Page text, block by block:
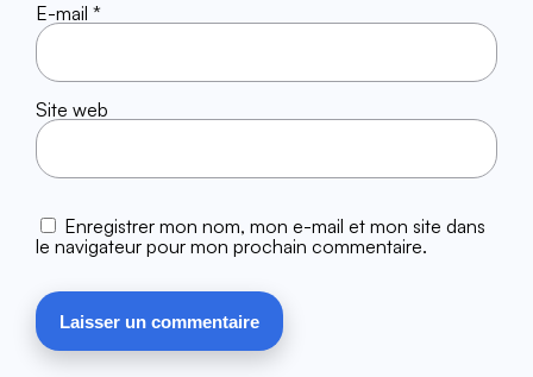
E-mail *
Site web
Enregistrer mon nom, mon e-mail et mon site dans
le navigateur pour mon prochain commentaire.